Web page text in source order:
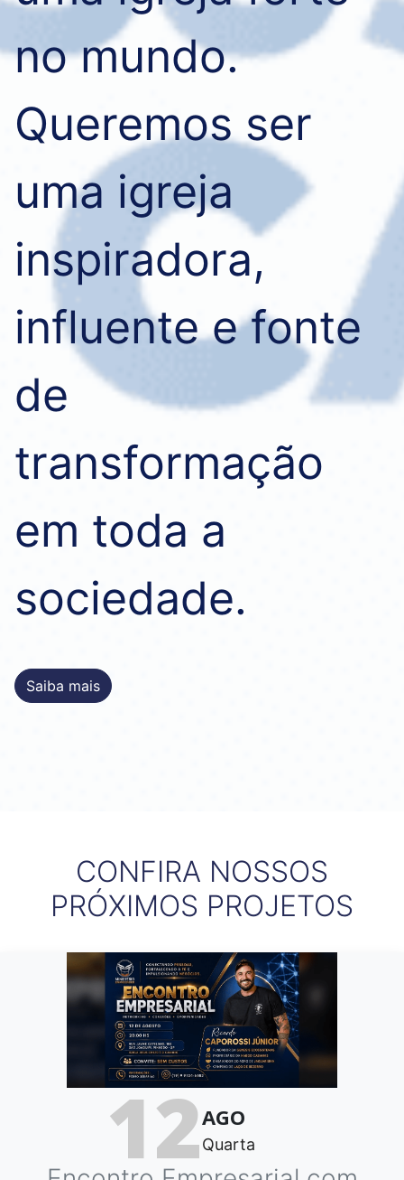
no mundo.
Queremos ser
uma igreja
inspiradora,
influente e fonte
de
transformação
em toda a
sociedade.
Saiba mais
CONFIRA NOSSOS
PRÓXIMOS PROJETOS
12AGO
Quarta